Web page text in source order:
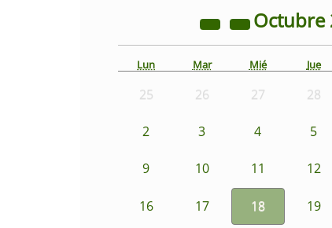
Octubre
Lun Mar Mié Jue
25 26 27 28
2 3 4 5
9 10 11 12
16 17 18 19